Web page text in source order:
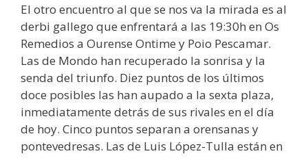
El otro encuentro al que se nos va la mirada es al
derbi gallego que enfrentará a las 19:30h en Os
Remedios a Ourense Ontime y Poio Pescamar.
Las de Mondo han recuperado la sonrisa y la
senda del triunfo. Diez puntos de los últimos
doce posibles las han aupado a la sexta plaza,
inmediatamente detrás de sus rivales en el día
de hoy. Cinco puntos separan a orensanas y
pontevedresas. Las de Luis López-Tulla están en